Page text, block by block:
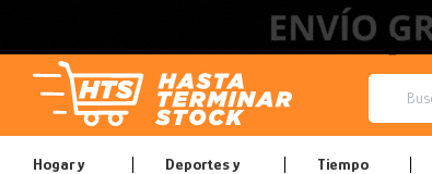
Hogar y Deportes y Tiempo